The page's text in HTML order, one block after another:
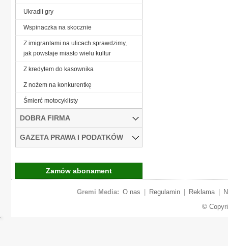
Ukradli gry
Wspinaczka na skocznie
Z imigrantami na ulicach sprawdzimy,
jak powstaje miasto wielu kultur
Z kredytem do kasownika
Z nożem na konkurentkę
Śmierć motocyklisty
DOBRA FIRMA
GAZETA PRAWA I PODATKÓW
Zamów abonament
Gremi Media: O nas Regulamin Reklama
©